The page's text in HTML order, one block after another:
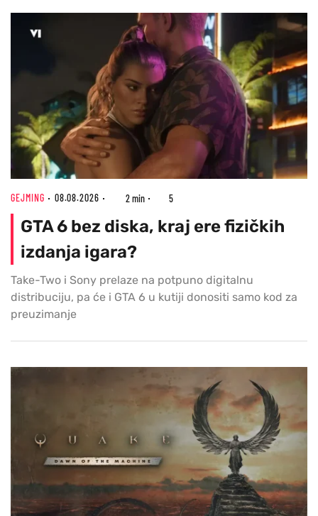
GEJMING 08.08.2026 2 min 5
GTA 6 bez diska, kraj ere fizičkih
izdanja igara?
Take-Two i Sony prelaze na potpuno digitalnu
distribuciju, pa će i GTA 6 u kutiji donositi samo kod za
preuzimanje